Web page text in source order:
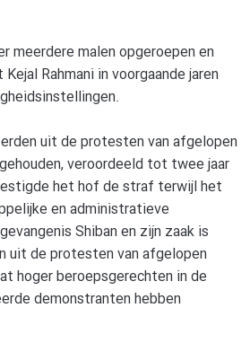
meerdere malen opgeroepen en
Rahmani in voorgaande jaren
uit de protesten van afgelopen
veroordeeld tot twee jaar
het hof de straf terwijl het
en administratieve
Shiban en zijn zaak is
uit de protesten van afgelopen
hoger beroepsgerechten in de
demonstranten hebben